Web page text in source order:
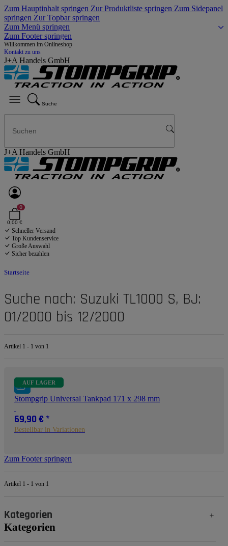
Zum Hauptinhalt springen Zur Produktliste springen Zum Sidepanel
springen Zur Topbar springen
Zum Menü springen
Zum Footer springen
Willkommen im Onlineshop
Kontakt zu uns
J+A Handels GmbH
Suche
J+A Handels GmbH
0
0,00 €
Schneller Versand
Top Kundenservice
Große Auswahl
Sicher bezahlen
Startseite
Suche nach: Suzuki TL1000 S, BJ:
01/2000 bis 12/2000
Artikel 1 - 1 von 1
AUF LAGER
Stompgrip Universal Tankpad 171 x 298 mm
69,90 € *
Bestellbar in Variationen
Zum Footer springen
Artikel 1 - 1 von 1
Kategorien
Kategorien